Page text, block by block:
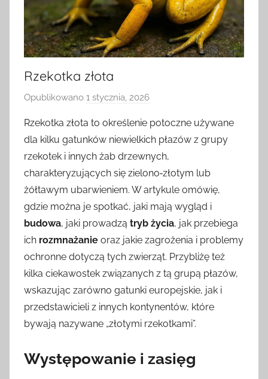
Rzekotka złota
Opublikowano 1 stycznia, 2026
z
e
z
Rzekotka złota to określenie potoczne używane
dla kilku gatunków niewielkich płazów z grupy
rzekotek i innych żab drzewnych,
charakteryzujących się zielono‑złotym lub
żółtawym ubarwieniem. W artykule omówię,
gdzie można je spotkać, jaki mają wygląd i
budowa, jaki prowadzą tryb życia, jak przebiega
ich rozmnażanie oraz jakie zagrożenia i problemy
ochronne dotyczą tych zwierząt. Przybliżę też
kilka ciekawostek związanych z tą grupą płazów,
wskazując zarówno gatunki europejskie, jak i
przedstawicieli z innych kontynentów, które
bywają nazywane „złotymi rzekotkami”.
Występowanie i zasięg